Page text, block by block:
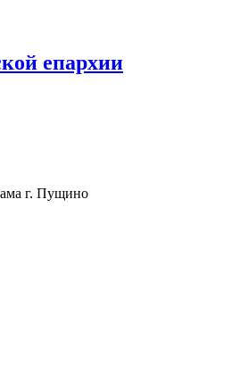
епархии
г. Пущино